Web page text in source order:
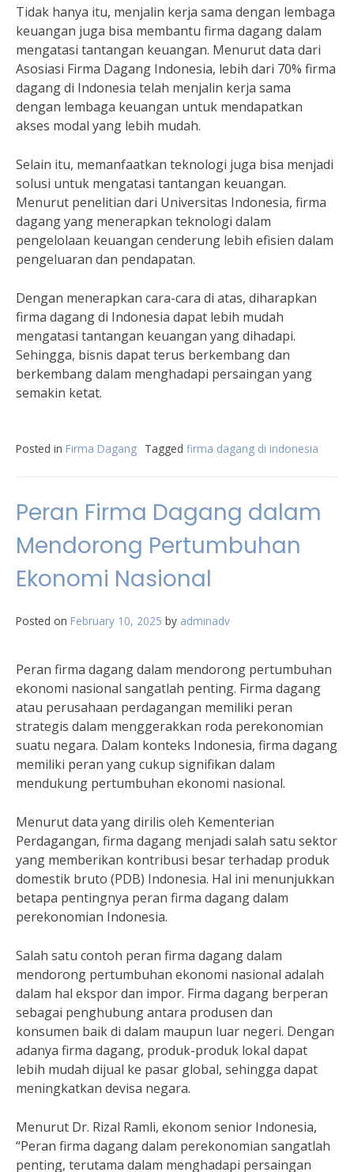
Tidak hanya itu, menjalin kerja sama dengan lembaga
keuangan juga bisa membantu firma dagang dalam
mengatasi tantangan keuangan. Menurut data dari
Asosiasi Firma Dagang Indonesia, lebih dari 70% firma
dagang di Indonesia telah menjalin kerja sama
dengan lembaga keuangan untuk mendapatkan
akses modal yang lebih mudah.
Selain itu, memanfaatkan teknologi juga bisa menjadi
solusi untuk mengatasi tantangan keuangan.
Menurut penelitian dari Universitas Indonesia, firma
dagang yang menerapkan teknologi dalam
pengelolaan keuangan cenderung lebih efisien dalam
pengeluaran dan pendapatan.
Dengan menerapkan cara-cara di atas, diharapkan
firma dagang di Indonesia dapat lebih mudah
mengatasi tantangan keuangan yang dihadapi.
Sehingga, bisnis dapat terus berkembang dan
berkembang dalam menghadapi persaingan yang
semakin ketat.
Posted in Firma Dagang Tagged firma dagang di indonesia
Peran Firma Dagang dalam
Mendorong Pertumbuhan
Ekonomi Nasional
Posted on February 10, 2025 by adminadv
Peran firma dagang dalam mendorong pertumbuhan
ekonomi nasional sangatlah penting. Firma dagang
atau perusahaan perdagangan memiliki peran
strategis dalam menggerakkan roda perekonomian
suatu negara. Dalam konteks Indonesia, firma dagang
memiliki peran yang cukup signifikan dalam
mendukung pertumbuhan ekonomi nasional.
Menurut data yang dirilis oleh Kementerian
Perdagangan, firma dagang menjadi salah satu sektor
yang memberikan kontribusi besar terhadap produk
domestik bruto (PDB) Indonesia. Hal ini menunjukkan
betapa pentingnya peran firma dagang dalam
perekonomian Indonesia.
Salah satu contoh peran firma dagang dalam
mendorong pertumbuhan ekonomi nasional adalah
dalam hal ekspor dan impor. Firma dagang berperan
sebagai penghubung antara produsen dan
konsumen baik di dalam maupun luar negeri. Dengan
adanya firma dagang, produk-produk lokal dapat
lebih mudah dijual ke pasar global, sehingga dapat
meningkatkan devisa negara.
Menurut Dr. Rizal Ramli, ekonom senior Indonesia,
“Peran firma dagang dalam perekonomian sangatlah
penting, terutama dalam menghadapi persaingan